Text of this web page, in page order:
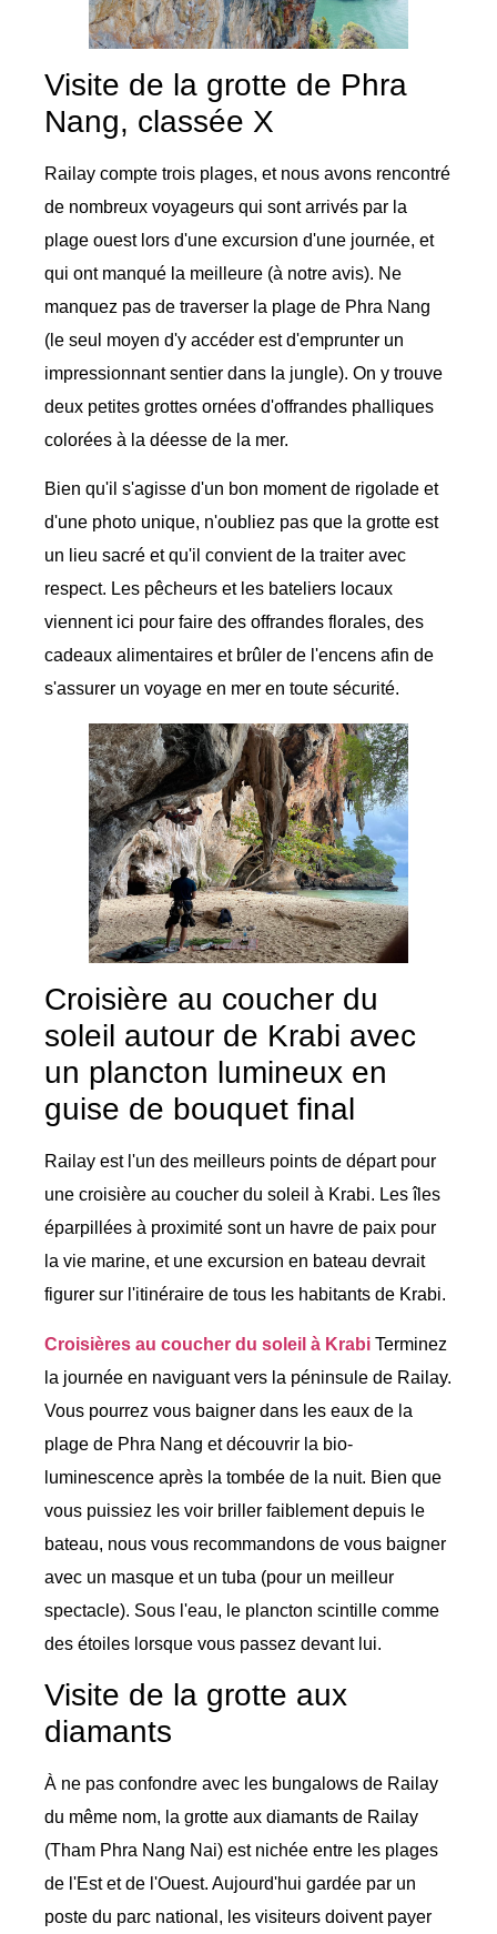
Visite de la grotte de Phra
Nang, classée X
Railay compte trois plages, et nous avons rencontré
de nombreux voyageurs qui sont arrivés par la
plage ouest lors d'une excursion d'une journée, et
qui ont manqué la meilleure (à notre avis). Ne
manquez pas de traverser la plage de Phra Nang
(le seul moyen d'y accéder est d'emprunter un
impressionnant sentier dans la jungle). On y trouve
deux petites grottes ornées d'offrandes phalliques
colorées à la déesse de la mer.
Bien qu'il s'agisse d'un bon moment de rigolade et
d'une photo unique, n'oubliez pas que la grotte est
un lieu sacré et qu'il convient de la traiter avec
respect. Les pêcheurs et les bateliers locaux
viennent ici pour faire des offrandes florales, des
cadeaux alimentaires et brûler de l'encens afin de
s'assurer un voyage en mer en toute sécurité.
Croisière au coucher du
soleil autour de Krabi avec
un plancton lumineux en
guise de bouquet final
Railay est l'un des meilleurs points de départ pour
une croisière au coucher du soleil à Krabi. Les îles
éparpillées à proximité sont un havre de paix pour
la vie marine, et une excursion en bateau devrait
figurer sur l'itinéraire de tous les habitants de Krabi.
Croisières au coucher du soleil à Krabi Terminez
la journée en naviguant vers la péninsule de Railay.
Vous pourrez vous baigner dans les eaux de la
plage de Phra Nang et découvrir la bio-
luminescence après la tombée de la nuit. Bien que
vous puissiez les voir briller faiblement depuis le
bateau, nous vous recommandons de vous baigner
avec un masque et un tuba (pour un meilleur
spectacle). Sous l'eau, le plancton scintille comme
des étoiles lorsque vous passez devant lui.
Visite de la grotte aux
diamants
À ne pas confondre avec les bungalows de Railay
du même nom, la grotte aux diamants de Railay
(Tham Phra Nang Nai) est nichée entre les plages
de l'Est et de l'Ouest. Aujourd'hui gardée par un
poste du parc national, les visiteurs doivent payer